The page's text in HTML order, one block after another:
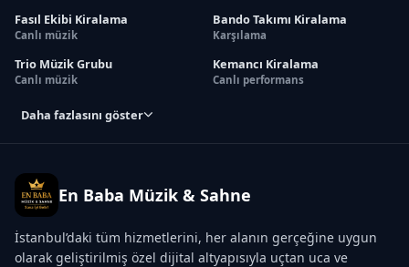
Fasıl Ekibi Kiralama
Canlı müzik
Bando Takımı Kiralama
Karşılama
Trio Müzik Grubu
Canlı müzik
Kemancı Kiralama
Canlı performans
Daha fazlasını göster
En Baba Müzik & Sahne
İstanbul’daki tüm hizmetlerini, her alanın gerçeğine uygun
olarak geliştirilmiş özel dijital altyapısıyla uçtan uca ve